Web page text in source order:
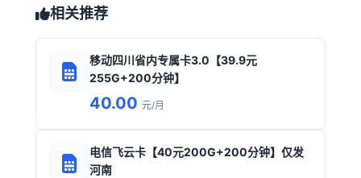
相关推荐
移动四川省内专属卡3.0【39.9元
255G+200分钟】
40.00 元/月
电信飞云卡【40元200G+200分钟】仅发
河南